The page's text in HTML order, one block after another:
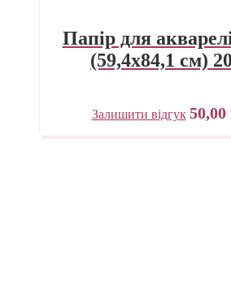
Папір для
(59,4х84,1 см)
Залишити відгук 50,00